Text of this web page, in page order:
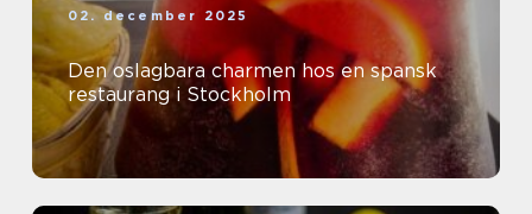
02. december 2025
Den oslagbara charmen hos en spansk
restaurang i Stockholm